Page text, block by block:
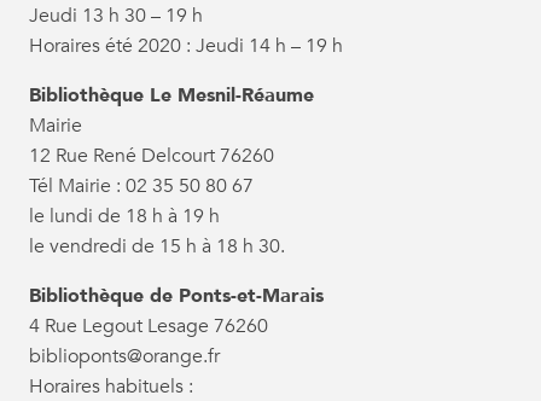
Jeudi 13 h 30 – 19 h
Horaires été 2020 : Jeudi 14 h – 19 h
Bibliothèque Le Mesnil-Réaume
Mairie
12 Rue René Delcourt 76260
Tél Mairie : 02 35 50 80 67
le lundi de 18 h à 19 h
le vendredi de 15 h à 18 h 30.
Bibliothèque de Ponts-et-Marais
4 Rue Legout Lesage 76260
biblioponts@orange.fr
Horaires habituels :